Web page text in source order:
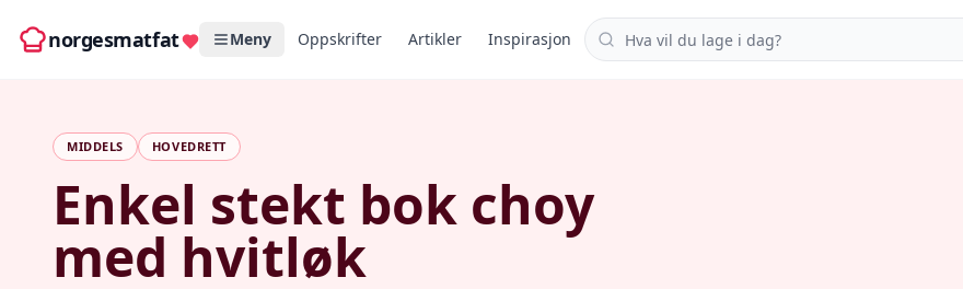
norgesmatfat Meny Oppskrifter Artikler Inspirasjon Søk i oppskrifter
MIDDELS HOVEDRETT
Enkel stekt bok choy
med hvitløk